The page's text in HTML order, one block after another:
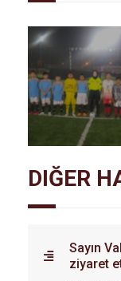
DIĞER
Sayın
ziyaret